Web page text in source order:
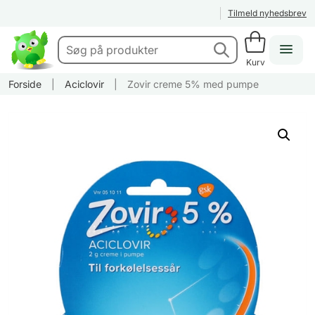
Tilmeld nyhedsbrev
Kurv
Forside Aciclovir Zovir creme 5% med pumpe